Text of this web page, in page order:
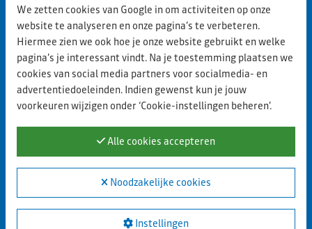
Lid worden
Aanmelden nieuwe leden
Privacy statement
Cookie policy
Blijf op de hoogte
We zetten cookies van Google in om activiteiten op onze
website te analyseren en onze pagina’s te verbeteren.
Hiermee zien we ook hoe je onze website gebruikt en welke
pagina’s je interessant vindt. Na je toestemming plaatsen we
cookies van social media partners voor socialmedia- en
advertentiedoeleinden. Indien gewenst kun je jouw
voorkeuren wijzigen onder ‘Cookie-instellingen beheren’.
Alle cookies accepteren
Noodzakelijke cookies
Instellingen